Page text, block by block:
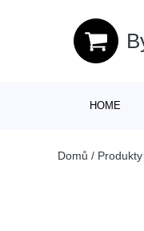
HOME
Domů / Produkty